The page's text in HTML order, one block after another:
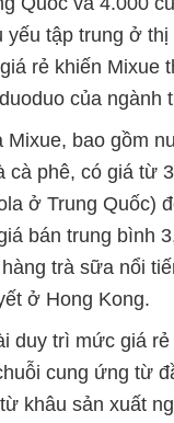
yếu tập trung ở
rẻ khiến Mixue
của ngành
Mixue, bao gồm
cà phê, có giá từ
ở Trung Quốc)
bán trung bình
trà sữa nổi
ở Hong Kong.
duy trì mức giá rẻ
cung ứng từ
khâu sản xuất